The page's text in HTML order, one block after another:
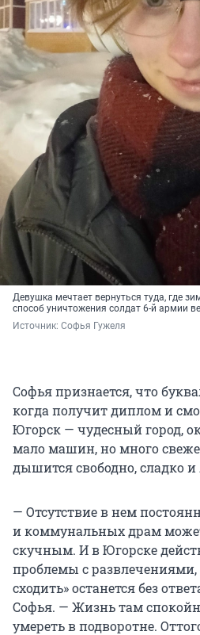
Девушка мечтает вернуться туда, где
способ уничтожения солдат 6-й армии
Источник: Софья Гужеля
Софья признается, что
когда получит диплом и
Югорск — чудесный город,
мало машин, но много
дышится свободно, сладко и
— Отсутствие в нем
и коммунальных драм
скучным. И в Югорске
проблемы с развлечениями,
сходить» останется без
Софья. — Жизнь там
умереть в подворотне.